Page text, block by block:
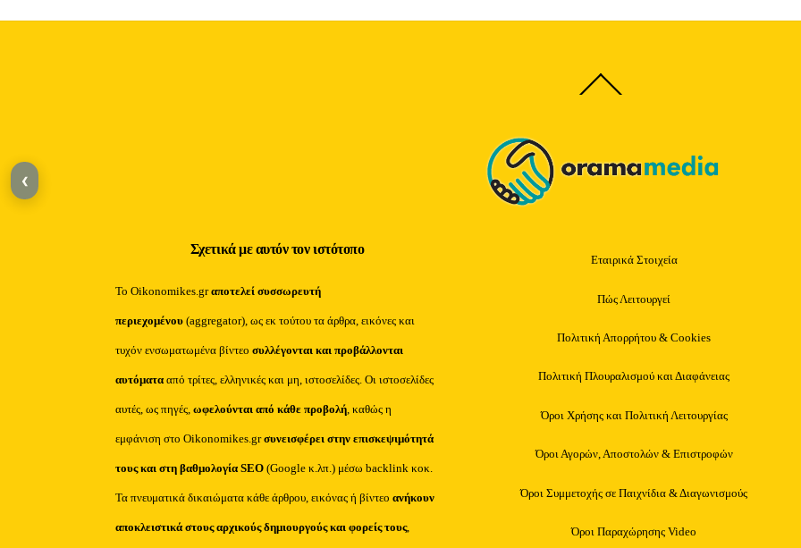
To
Σχετικά με αυτόν τον ιστότοπο
Το Oikonomikes.grαποτελεί συσσωρευτή
περιεχομένου (aggregator), ως εκ τούτου τα άρθρα, εικόνες και
τυχόν ενσωματωμένα βίντεοσυλλέγονται και προβάλλονται
αυτόματααπό τρίτες, ελληνικές και μη, ιστοσελίδες. Οι ιστοσελίδες
αυτές, ως πηγές,ωφελούνται από κάθε προβολή , καθώς η
εμφάνιση στο Oikonomikes.grσυνεισφέρει στην επισκεψιμότητά
τους και στη βαθμολογία SEO (Google κ.λπ.) μέσω backlink κοκ.
Τα πνευματικά δικαιώματα κάθε άρθρου, εικόνας ή βίντεοανήκουν
αποκλειστικά στους αρχικούς δημιουργούς και φορείς τους,
Εταιρικά Στοιχεία
Πώς Λειτουργεί
Πολιτική Απορρήτου & Cookies
Πολιτική Πλουραλισμού και Διαφάνειας
Όροι Χρήσης και Πολιτική Λειτουργίας
Όροι Αγορών, Αποστολών & Επιστροφών
Όροι Συμμετοχής σε Παιχνίδια & Διαγωνισμούς
Όροι Παραχώρησης Video
‹